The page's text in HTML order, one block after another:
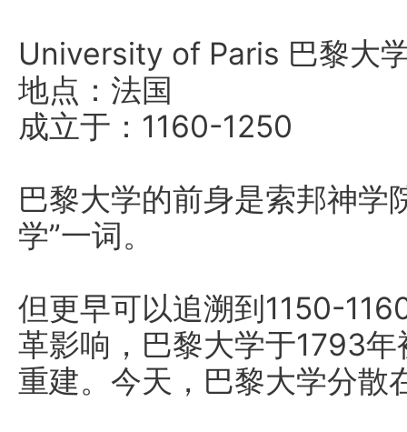
University of Paris 巴黎大
地点：法国
成立于：1160-1250
巴黎大学的前身是索邦神学
学”一词。
但更早可以追溯到1150-
革影响，巴黎大学于1793
重建。今天，巴黎大学分散